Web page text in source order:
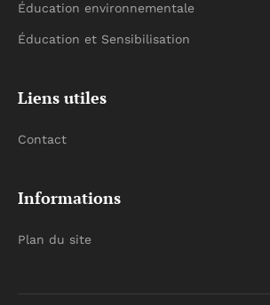
Éducation environnementale
Éducation et Sensibilisation
Liens utiles
Contact
Informations
Plan du site